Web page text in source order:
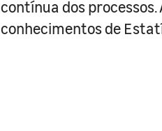
contínua dos
conhecimentos de